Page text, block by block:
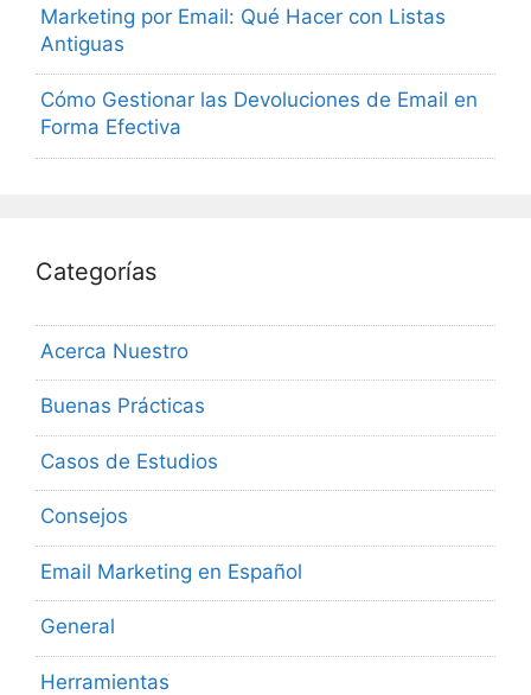
Marketing por Email: Qué Hacer con Listas
Antiguas
Cómo Gestionar las Devoluciones de Email en
Forma Efectiva
Categorías
Acerca Nuestro
Buenas Prácticas
Casos de Estudios
Consejos
Email Marketing en Español
General
Herramientas